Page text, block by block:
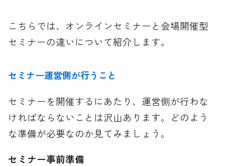
こちらでは、オンラインセミナーと会場開催型
セミナーの違いについて紹介します。
セミナー運営側が行うこと
セミナーを開催するにあたり、運営側が行わな
ければならないことは沢山あります。どのよう
な準備が必要なのか見てみましょう。
セミナー事前準備